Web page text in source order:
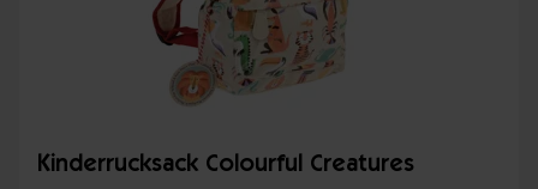
Kinderrucksack Colourful Creatures